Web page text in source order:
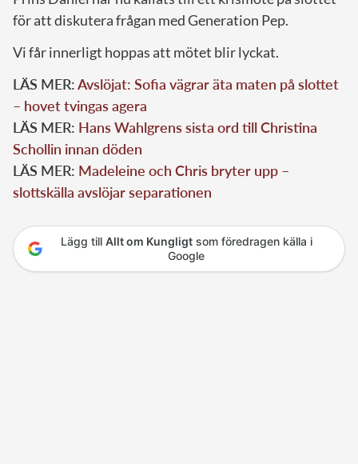
för att diskutera frågan med Generation Pep.
Vi får innerligt hoppas att mötet blir lyckat.
LÄS MER:Avslöjat: Sofia vägrar äta maten på slottet
– hovet tvingas agera
LÄS MER: Hans Wahlgrens sista ord till Christina
Schollin innan döden
LÄS MER: Madeleine och Chris bryter upp –
slottskälla avslöjar separationen
Lägg till Allt om Kungligtsom föredragen källa i
Google